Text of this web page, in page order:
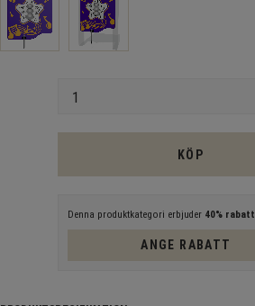
KÖP
Denna produktkategori erbjuder 40% rabatt
ANGE RABATT